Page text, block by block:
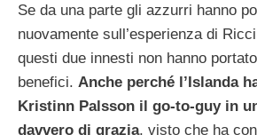
Se da una parte gli azzurri hanno
nuovamente sull’esperienza di
questi due innesti non hanno
benefici. Anche perché l’Islanda
Kristinn Palsson il go-to-guy in
davvero di grazia, visto che ha